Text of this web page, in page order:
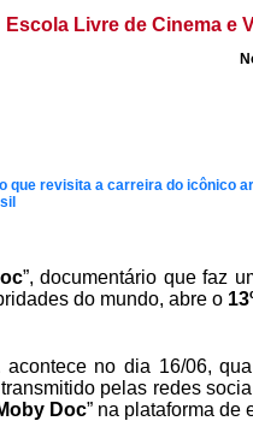
Escola Livre de Cinema e
que revisita a carreira do icônico
”, documentário que faz
do mundo, abre o
acontece no dia 16/06,
pelas redes
Doc” na plataforma